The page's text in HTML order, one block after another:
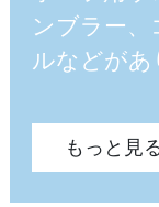
ンブラー、
ルなどがあ
もっと見